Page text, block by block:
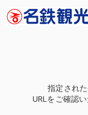
指定され
URLをご確認